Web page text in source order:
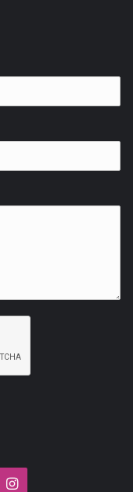
Instagram